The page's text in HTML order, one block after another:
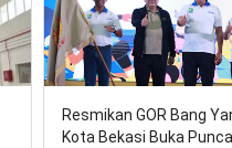
Resmikan GOR Bang
Kota Bekasi Buka